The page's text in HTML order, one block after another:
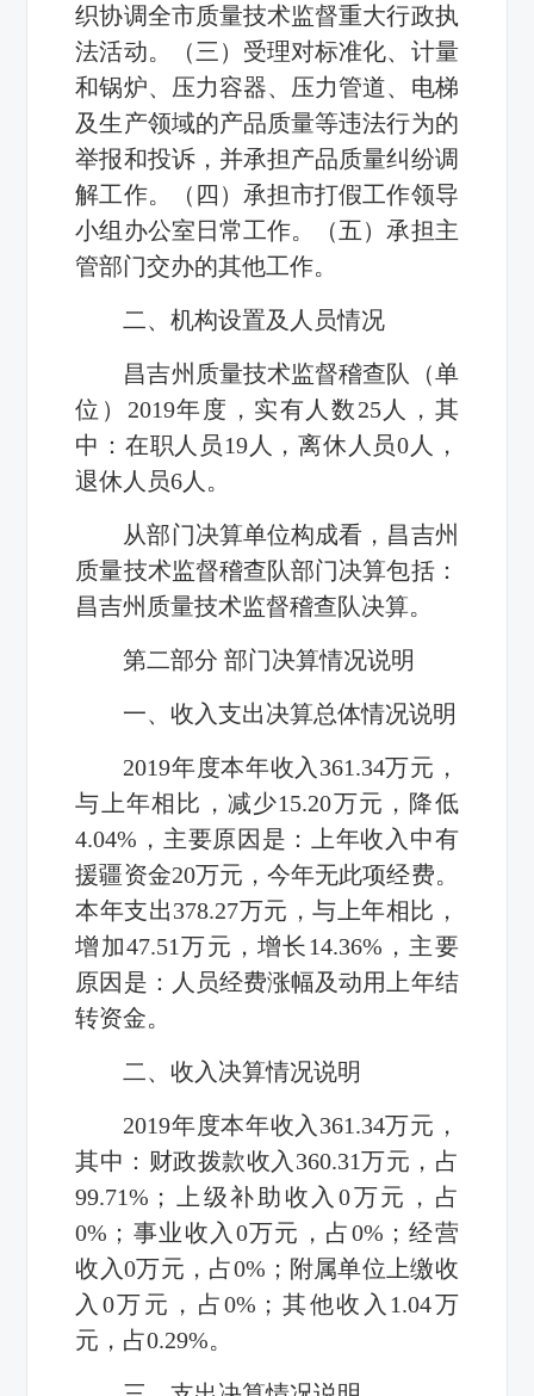
织协调全市质量技术监督重大行政执
法活动。（三）受理对标准化、计量
和锅炉、压力容器、压力管道、电梯
及生产领域的产品质量等违法行为的
举报和投诉，并承担产品质量纠纷调
解工作。（四）承担市打假工作领导
小组 办公室 日常工作。（五）承担主
管部门交办的其他工作。
二、机构设置及 人员情况
昌吉州质量技术监督稽查队
（单
位） 2019年度，实有人数25人，其
中：在职人员19人，离休人员0 人，
退休人员6人。
从部门决算单位构成看， 昌吉州
质量技术监督稽查队部门决算包括：
昌吉州质量技术监督稽查队决算。
第二部分 部门决算情况说明
一、收入支出决算总体情况说明
2019年度本年收入 361.34万元，
与上年相比，减少15.20万元，降低
4.04% ，主要原因是：上年收入中有
援疆资金20万元，今年无此项经费。
本年支出378.27万元，与上年相比，
增加47.51万元，增长14.36% ， 主要
原因是：人 员经费涨幅及动用上年结
转资金。
二、收入决算情况说明
2019年度本年收入 361.34万元，
其中：财政拨款收入 360.31万元，占
99.71% ；上级补助收入 0万元，占
0% ；事业收入 0万元，占0% ；经营
收入0万元，占0% ；附属单位上缴收
入 0万元，占0% ；其他收入 1.04万
元，占0.29%。